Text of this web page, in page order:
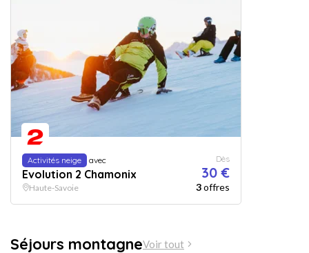
Activités neige avec
Evolution 2 Chamonix
Dès
30 €
Haute-Savoie 3offres
Séjours montagneVoir tout